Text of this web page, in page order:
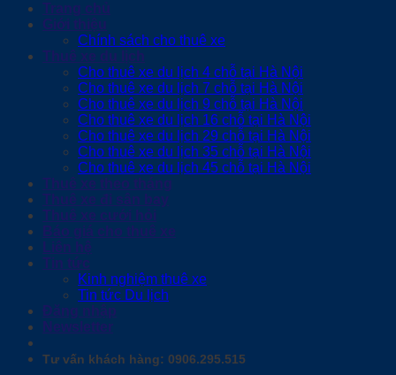
Trang chủ
Giới thiệu
Chính sách cho thuê xe
Thuê xe du lịch
Cho thuê xe du lịch 4 chỗ tại Hà Nội
Cho thuê xe du lịch 7 chỗ tại Hà Nội
Cho thuê xe du lịch 9 chỗ tại Hà Nội
Cho thuê xe du lịch 16 chỗ tại Hà Nội
Cho thuê xe du lịch 29 chỗ tại Hà Nội
Cho thuê xe du lịch 35 chỗ tại Hà Nội
Cho thuê xe du lịch 45 chỗ tại Hà Nội
Thuê xe theo tháng
Thuê xe đi sân bay
Thuê xe cưới hỏi
Báo giá cho thuê xe
Liên hệ
Tin tức
Kinh nghiệm thuê xe
Tin tức Du lịch
Đăng nhập
Newsletter
Tư vấn khách hàng: 0906.295.515